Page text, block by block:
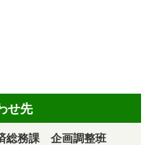
せ先
総務課 企画調整班